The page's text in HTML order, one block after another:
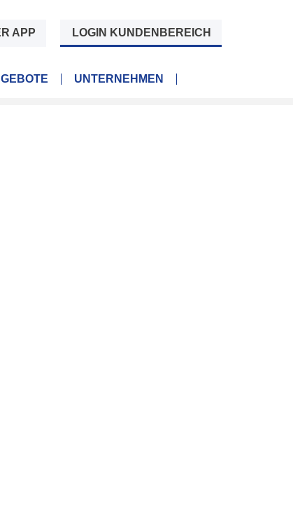
LOGIN KUNDENBEREICH
APP
UNTERNEHMEN